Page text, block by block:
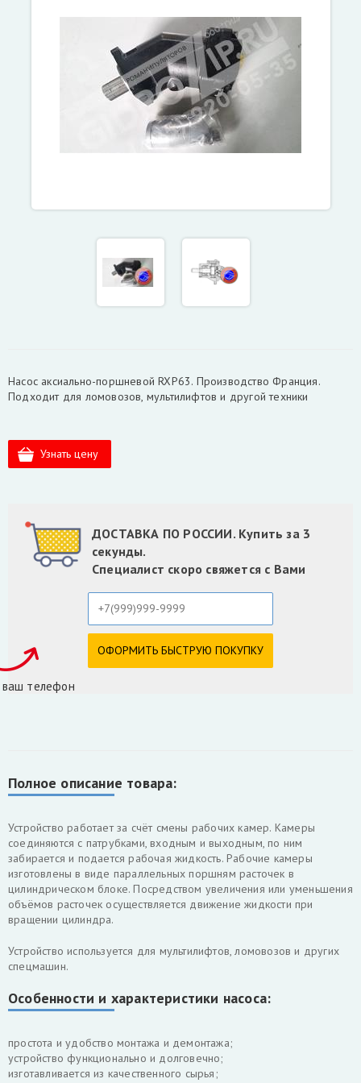
Насос аксиально-поршневой RXP63. Производство Франция.
Подходит для ломовозов, мультилифтов и другой техники
ДОСТАВКА ПО РОССИИ. Купить за 3
секунды.
Специалист скоро свяжется с Вами
телефон
Полное описание товара:
Устройство работает за счёт смены рабочих камер. Камеры
соединяются с патрубками, входным и выходным, по ним
забирается и подается рабочая жидкость. Рабочие камеры
изготовлены в виде параллельных поршням расточек в
цилиндрическом блоке. Посредством увеличения или уменьшения
объёмов расточек осуществляется движение жидкости при
вращении цилиндра.
Устройство используется для мультилифтов, ломовозов и других
спецмашин.
Особенности и характеристики насоса:
простота и удобство монтажа и демонтажа;
устройство функционально и долговечно;
изготавливается из качественного сырья;